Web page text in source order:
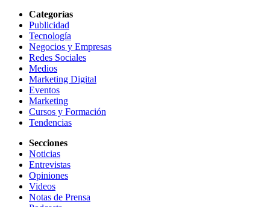
Categorías
Publicidad
Tecnología
Negocios y Empresas
Redes Sociales
Medios
Marketing Digital
Eventos
Marketing
Cursos y Formación
Tendencias
Secciones
Noticias
Entrevistas
Opiniones
Videos
Notas de Prensa